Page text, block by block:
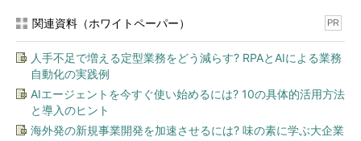
関連資料（ホワイトペーパー） PR
人手不足で増える定型業務をどう減らす? RPAとAIによる業務
自動化の実践例
AIエージェントを今すぐ使い始めるには? 10の具体的活用方法
と導入のヒント
海外発の新規事業開発を加速させるには? 味の素に学ぶ大企業